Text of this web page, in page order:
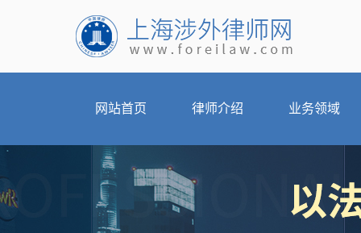
网站首页 律师介绍 业务领域